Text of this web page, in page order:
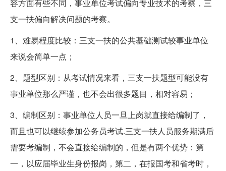
容方面有些不同，事业单位考试偏向专业技术的考察，三
支一扶偏向解决问题的考察。
1、难易程度比较：三支一扶的公共基础测试较事业单位
来说会简单一点；
2、题型区别：从考试情况来看，三支一扶题型可能没有
事业单位那么严谨，也不会出很多题目，相对容易；
3、编制区别：事业单位人员一旦上岗就直接给编制了，
而且也可以继续参加公务员考试.三支一扶人员服务期满后
需要考编制，不会直接给编制的，但是有两个优势：第
一，以应届毕业生身份报岗，第二，在报国考和省考时，